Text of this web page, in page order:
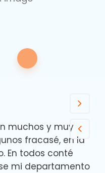
muchos y muy
fracasé, en la
En todos conté
mi departamento